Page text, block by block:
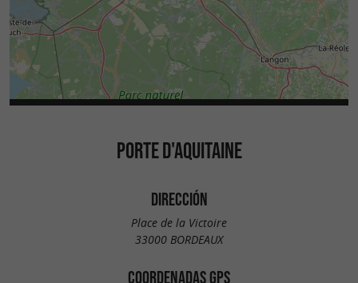
PORTE D'AQUITAINE
DIRECCIÓN
Place de la Victoire
33000 BORDEAUX
COORDENADAS GPS